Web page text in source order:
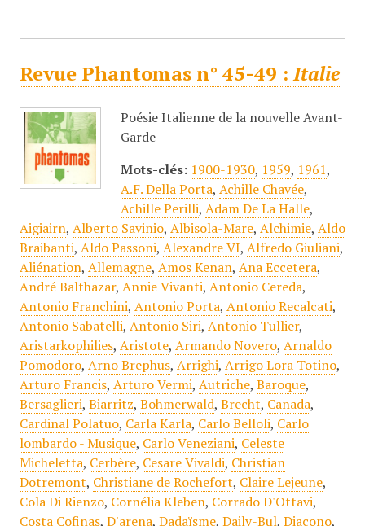
Revue Phantomas n° 45-49 :Italie
Poésie Italienne de la nouvelle Avant-
Garde
Mots-clés: 1900-1930, 1959, 1961,
A.F. Della Porta, Achille Chavée,
Achille Perilli, Adam De La Halle,
Aigiairn, Alberto Savinio, Albisola-Mare, Alchimie, Aldo
Braibanti, Aldo Passoni, Alexandre VI, Alfredo Giuliani,
Aliénation, Allemagne, Amos Kenan, Ana Eccetera,
André Balthazar, Annie Vivanti, Antonio Cereda,
Antonio Franchini, Antonio Porta, Antonio Recalcati,
Antonio Sabatelli, Antonio Siri, Antonio Tullier,
Aristarkophilies, Aristote, Armando Novero, Arnaldo
Pomodoro, Arno Brephus, Arrighi, Arrigo Lora Totino,
Arturo Francis, Arturo Vermi, Autriche, Baroque,
Bersaglieri, Biarritz, Bohmerwald, Brecht, Canada,
Cardinal Polatuo, Carla Karla, Carlo Belloli, Carlo
lombardo - Musique, Carlo Veneziani, Celeste
Micheletta, Cerbère, Cesare Vivaldi, Christian
Dotremont, Christiane de Rochefort, Claire Lejeune,
Cola Di Rienzo, Cornélia Kleben, Corrado D'Ottavi,
Costa Cofinas, D'arena, Dadaïsme, Daily-Bul, Diacono,